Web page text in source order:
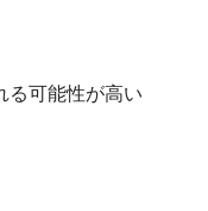
る可能性が高い